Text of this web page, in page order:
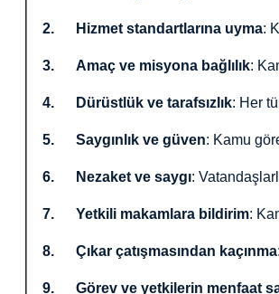
2. Hizmet standartlarına uyma:
3. Amaç ve misyona bağlılık:
4. Dürüstlük ve tarafsızlık: Her
5. Saygınlık ve güven: Kamu
6. Nezaket ve saygı:
7. Yetkili makamlara bildirim:
8. Çıkar çatışmasından kaçınma
9. Görev ve yetkilerin menfaat